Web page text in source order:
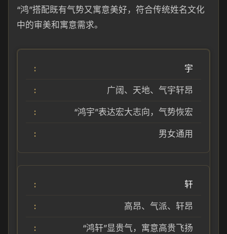
“鸿”搭配既有气势又寓意美好，符合传统姓名文化
中的审美和寓意需求。
宇
广阔、天地、气宇轩昂
“鸿宇”表达宏大志向，气势恢宏
男女通用
轩
高昂、气派、轩昂
“鸿轩”显贵气，寓意高贵飞扬